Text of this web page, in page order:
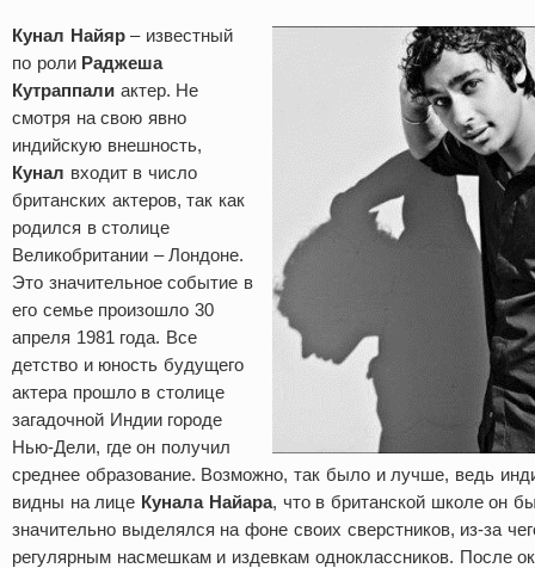
Кунал Найяр– известный
по роли Раджеша
Кутраппали актер. Не
смотря на свою явно
индийскую внешность,
Кунал входит в число
британских актеров, так как
родился в столице
Великобритании – Лондоне.
Это значительное событие в
его семье произошло 30
апреля 1981 года. Все
детство и юность будущего
актера прошло в столице
загадочной Индии городе
Нью-Дели, где он получил
среднее образование. Возможно, так было и лучше, ведь
видны на лице Кунала Найара, что в британской школе он
значительно выделялся на фоне своих сверстников, из-за
регулярным насмешкам и издевкам одноклассников. После